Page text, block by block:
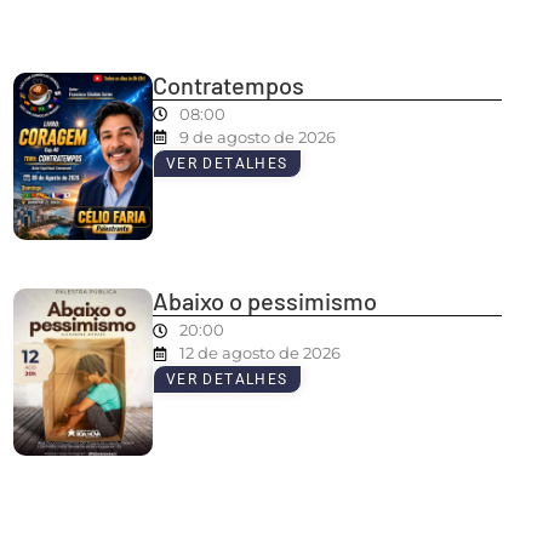
Contratempos
08:00
9 de agosto de 2026
VER DETALHES
Abaixo o pessimismo
20:00
12 de agosto de 2026
VER DETALHES